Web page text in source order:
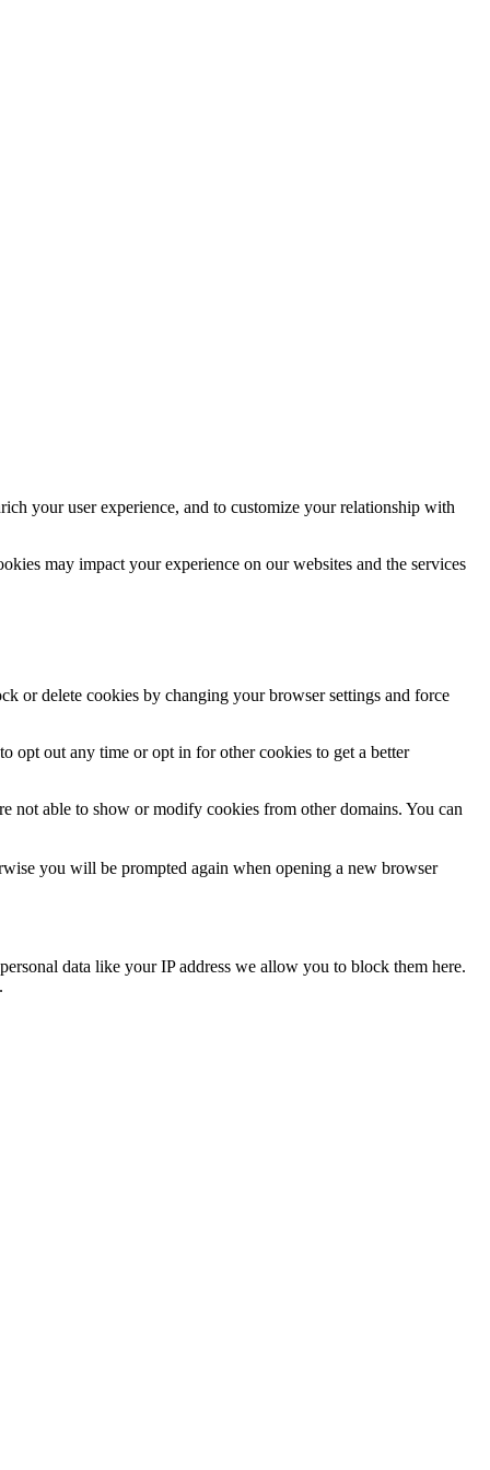
your user experience, and to customize your relationship with
may impact your experience on our websites and the services
or delete cookies by changing your browser settings and force
opt out any time or opt in for other cookies to get a better
not able to show or modify cookies from other domains. You can
you will be prompted again when opening a new browser
data like your IP address we allow you to block them here.